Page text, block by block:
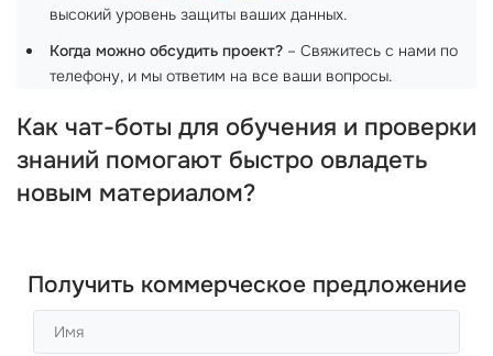
высокий уровень защиты ваших данных.
Когда можно обсудить проект? – Свяжитесь с нами по
телефону, и мы ответим на все ваши вопросы.
Как чат-боты для обучения и проверки
знаний помогают быстро овладеть
новым материалом?
Получить коммерческое предложение